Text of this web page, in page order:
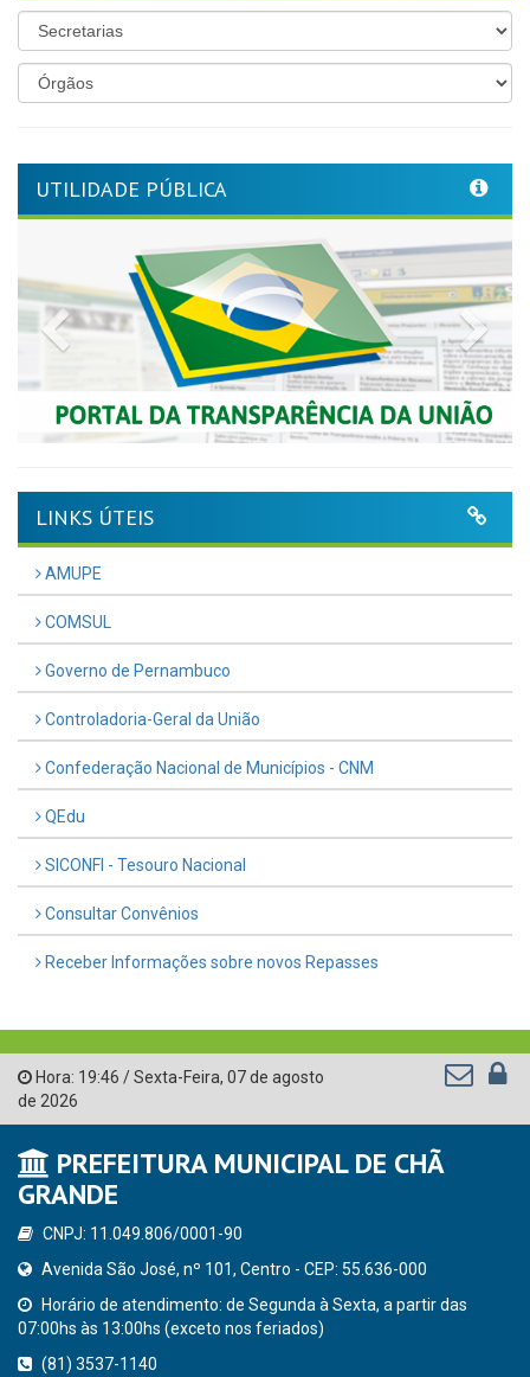
UTILIDADE PÚBLICA
Previous
LINKS ÚTEIS
AMUPE
COMSUL
Governo de Pernambuco
Controladoria-Geral da União
Confederação Nacional de Municípios - CNM
QEdu
SICONFI - Tesouro Nacional
Consultar Convênios
Receber Informações sobre novos Repasses
Hora: 19:46 /Sexta-Feira, 07 de agosto
de 2026
PREFEITURA MUNICIPAL DE CHÃ
GRANDE
CNPJ: 11.049.806/0001-90
Avenida São José, nº 101, Centro - CEP: 55.636-000
Horário de atendimento: de Segunda à Sexta, a partir das
07:00hs às 13:00hs (exceto nos feriados)
(81) 3537-1140